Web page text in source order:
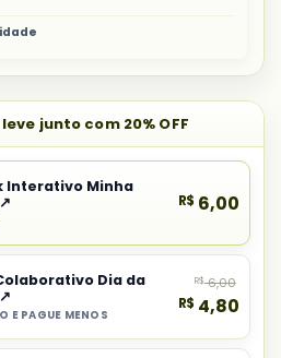
junto com 20% OFF
Interativo Minha
R$ 6,00
Dia da
E PAGUE MENOS
R$6,00
R$ 4,80